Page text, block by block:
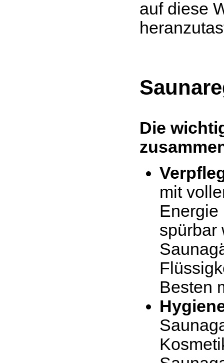
auf diese
Die
mit
Energie
spürbar
Besten